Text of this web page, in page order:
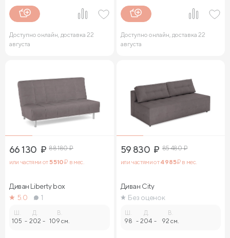
Доступно онлайн, доставка 22
августа
Доступно онлайн, доставка 22
августа
66 130 ₽ 88 180₽
или частями от5 510₽ в мес.
Диван Liberty box
5.0
1
Ш.
105 -
Д.
202 -
В.
109 см.
59 830 ₽ 85 480₽
или частями от4 985₽ в мес.
Диван City
Без оценок
Ш.
98 -
Д.
204 -
В.
92 см.